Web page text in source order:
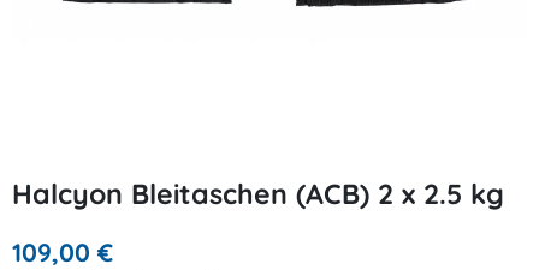
Halcyon Bleitaschen (ACB) 2 x 2.5 kg
109,00 €